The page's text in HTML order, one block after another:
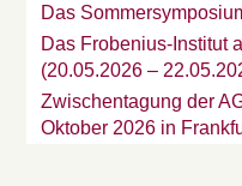
Das
Das Frobenius-Institut
(20.05.2026 –
Zwischentagung der
Oktober 2026 in